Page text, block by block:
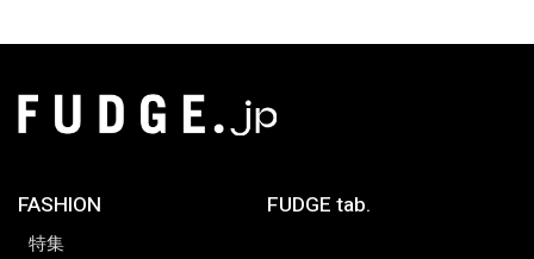
FASHION
特集
FUDGE tab.